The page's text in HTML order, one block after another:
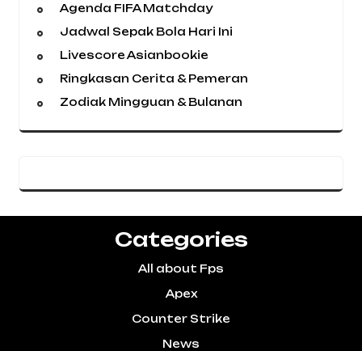
Agenda FIFA Matchday
Jadwal Sepak Bola Hari Ini
Livescore Asianbookie
Ringkasan Cerita & Pemeran
Zodiak Mingguan & Bulanan
Categories
All about Fps
Apex
Counter Strike
News